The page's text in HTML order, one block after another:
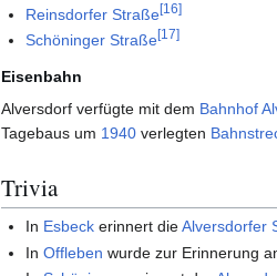
Reinsdorfer Straße[16]
Schöninger Straße[17]
Eisenbahn
Alversdorf verfügte mit dem Bahnhof
Tagebaus um 1940 verlegten
Trivia
In Esbeck erinnert dieAlversdorfer
InOffleben wurde zur Erinnerung